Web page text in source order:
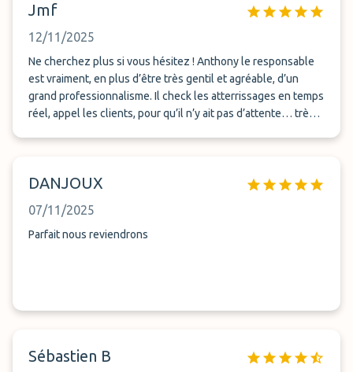
Jmf
12/11/2025
Ne cherchez plus si vous hésitez ! Anthony le responsable
est vraiment, en plus d’être très gentil et agréable, d’un
grand professionnalisme. Il check les atterrissages en temps
réel, appel les clients, pour qu’il n’y ait pas d’attente… très
DANJOUX
07/11/2025
Parfait nous reviendrons
Sébastien B